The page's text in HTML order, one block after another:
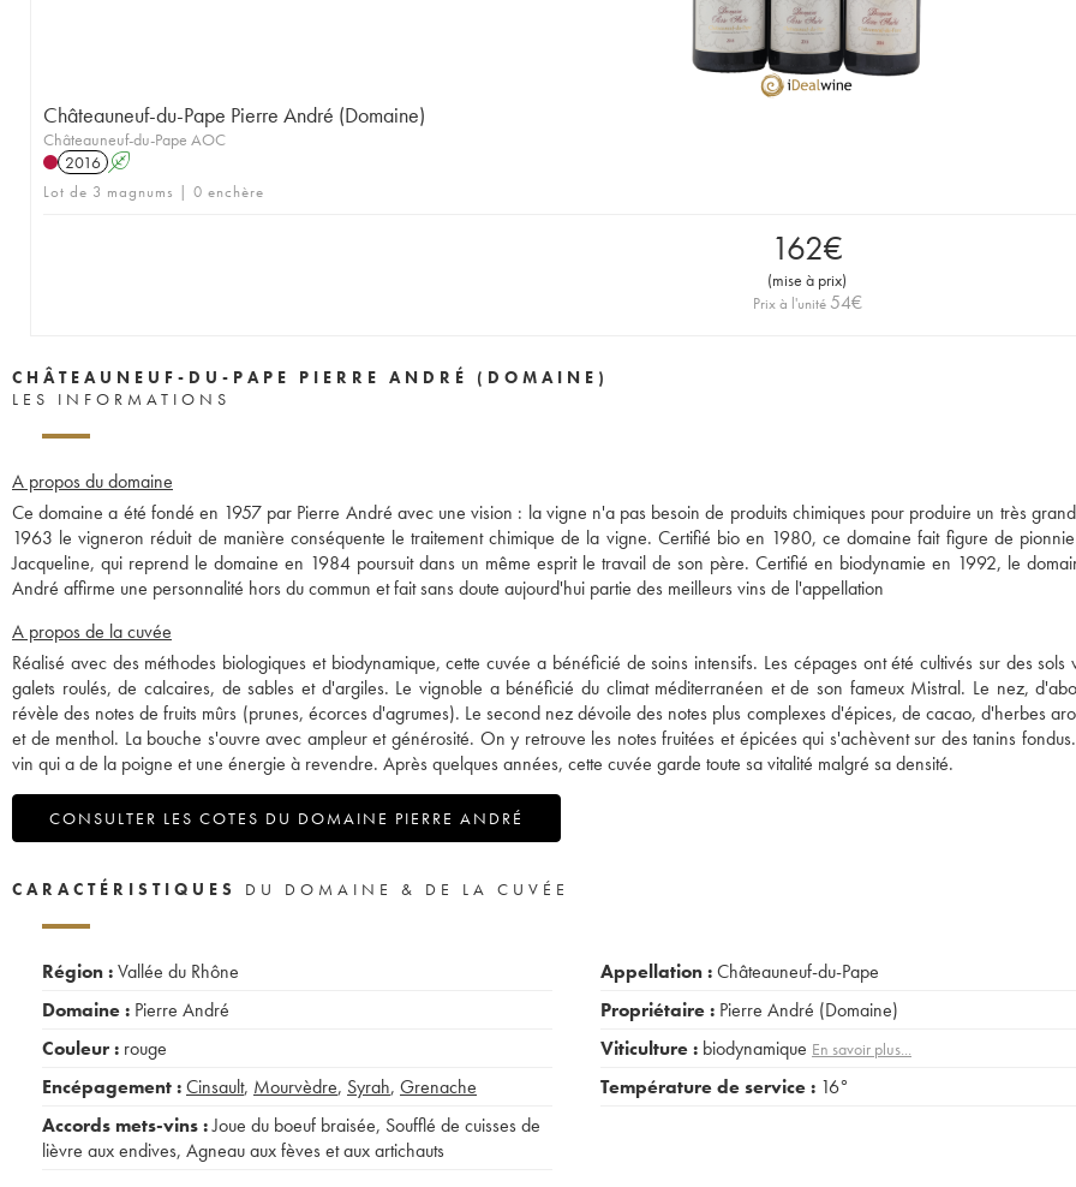
Châteauneuf-du-Pape Pierre André (Domaine)
Châteauneuf-du-Pape AOC
2016 A
Lot de 3 magnums | 0 enchère
162€
(mise à prix)
Prix à l'unité 54€
CHÂTEAUNEUF-DU-PAPE PIERRE ANDRÉ (DOMAINE)
LES INFORMATIONS
A propos du domaine
Ce domaine a été fondé en 1957 par Pierre André avec une vision : la vigne n'a pas besoin de produits chimiques pour produire un très
1963 le vigneron réduit de manière conséquente le traitement chimique de la vigne. Certifié bio en 1980, ce domaine fait figure de
Jacqueline, qui reprend le domaine en 1984 poursuit dans un même esprit le travail de son père. Certifié en biodynamie en 1992, le
André affirme une personnalité hors du commun et fait sans doute aujourd'hui partie des meilleurs vins de l'appellation
A propos de la cuvée
Réalisé avec des méthodes biologiques et biodynamique, cette cuvée a bénéficié de soins intensifs. Les cépages ont été cultivés sur des sols
galets roulés, de calcaires, de sables et d'argiles. Le vignoble a bénéficié du climat méditerranéen et de son fameux Mistral. Le nez,
révèle des notes de fruits mûrs (prunes, écorces d'agrumes). Le second nez dévoile des notes plus complexes d'épices, de cacao, d'herbes
et de menthol. La bouche s'ouvre avec ampleur et générosité. On y retrouve les notes fruitées et épicées qui s'achèvent sur des tanins
vin qui a de la poigne et une énergie à revendre. Après quelques années, cette cuvée garde toute sa vitalité malgré sa densité.
CONSULTER LES COTES DU DOMAINE PIERRE ANDRÉ
CARACTÉRISTIQUES DU DOMAINE & DE LA CUVÉE
Région :Vallée du Rhône
Domaine : Pierre André
Couleur : rouge
Encépagement :Cinsault, Mourvèdre, Syrah, Grenache
Accords mets-vins :Joue du boeuf braisée, Soufflé de cuisses de
lièvre aux endives, Agneau aux fèves et aux artichauts
Appellation :Châteauneuf-du-Pape
Propriétaire : Pierre André (Domaine)
Viticulture : biodynamique En savoir plus...
Température de service : 16°